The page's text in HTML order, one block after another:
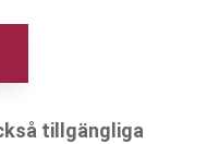
tillgängliga